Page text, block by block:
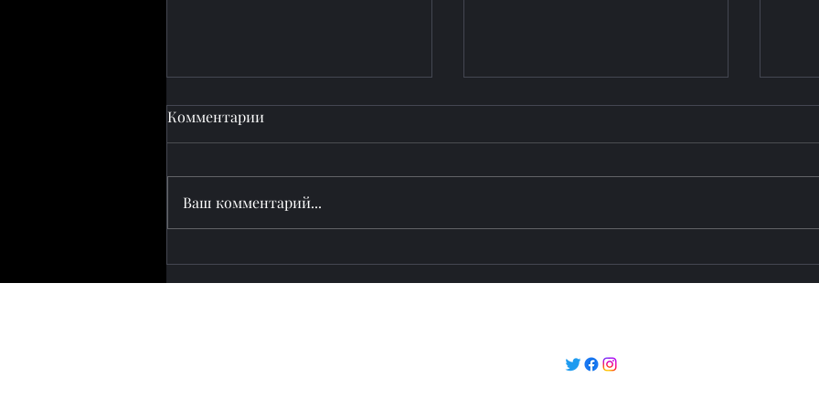
Пашинян посетил
Евразийский саммит в
Сокращение времени
прохождения границы:
изменяет облик Среднего
Комментарии
Ваш комментарий...